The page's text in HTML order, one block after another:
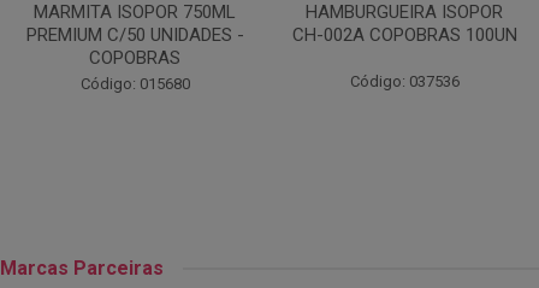
HAMBURGUEIRA ISOPOR
CH-002A COPOBRAS 100UN
Código: 037536
CAIXA PARDA PIZZA N30
OITAVADA BALUARTE C/10
Código: 001124
Marcas Parceiras